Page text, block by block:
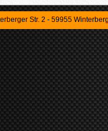
Str. 2 - 59955